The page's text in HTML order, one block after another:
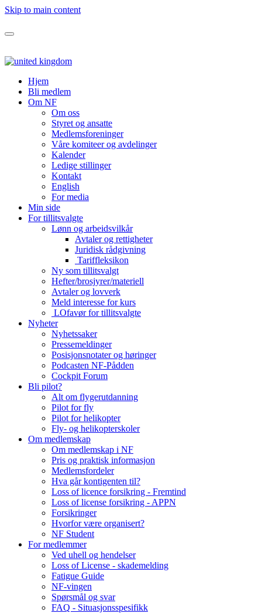
Skip to main content
Hjem
Bli medlem
Om NF
Om oss
Styret og ansatte
Medlemsforeninger
Våre komiteer og avdelinger
Kalender
Ledige stillinger
Kontakt
English
For media
Min side
For tillitsvalgte
Lønn og arbeidsvilkår
Avtaler og rettigheter
Juridisk rådgivning
Tariffleksikon
Ny som tillitsvalgt
Hefter/brosjyrer/materiell
Avtaler og lovverk
Meld interesse for kurs
LOfavør for tillitsvalgte
Nyheter
Nyhetssaker
Pressemeldinger
Posisjonsnotater og høringer
Podcasten NF-Pådden
Cockpit Forum
Bli pilot?
Alt om flygerutdanning
Pilot for fly
Pilot for helikopter
Fly- og helikopterskoler
Om medlemskap
Om medlemskap i NF
Pris og praktisk informasjon
Medlemsfordeler
Hva går kontigenten til?
Loss of licence forsikring - Fremtind
Loss of license forsikring - APPN
Forsikringer
Hvorfor være organisert?
NF Student
For medlemmer
Ved uhell og hendelser
Loss of License - skademelding
Fatigue Guide
NF-vingen
Spørsmål og svar
FAQ - Situasjonsspesifikk